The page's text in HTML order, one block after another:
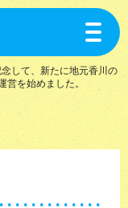
toggle
して、新たに地元香川の
を始めました。